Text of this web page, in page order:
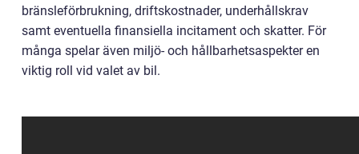
bränsleförbrukning, driftskostnader, underhållskrav
samt eventuella finansiella incitament och skatter. För
många spelar även miljö- och hållbarhetsaspekter en
viktig roll vid valet av bil.